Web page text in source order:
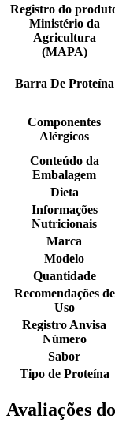
Registro do
Ministério da
Agricultura
(MAPA)
Barra De Proteína
Componentes
Alérgicos
Conteúdo da
Embalagem
Dieta
Informações
Nutricionais
Marca
Modelo
Quantidade
Recomendações de
Uso
Registro Anvisa
Número
Sabor
Tipo de Proteína
Avaliações